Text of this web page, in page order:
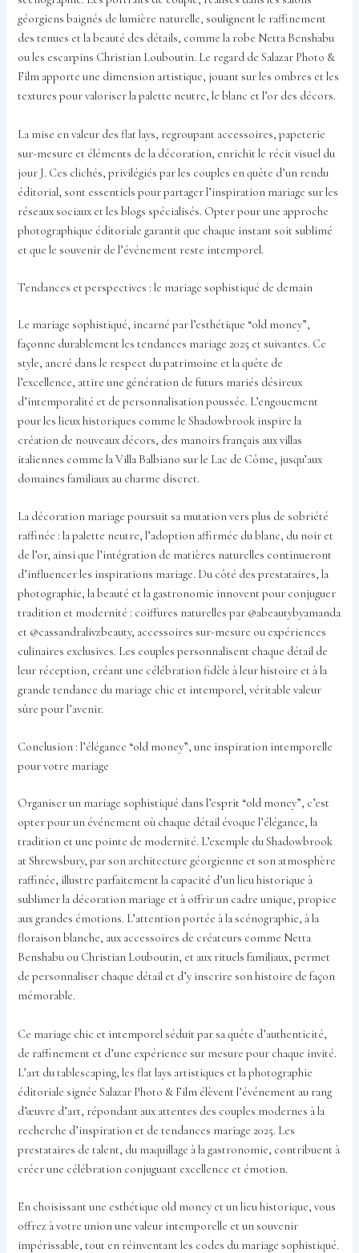
géorgiens baignés de lumière naturelle, soulignent le raffinement
des tenues et la beauté des détails, comme la robe Netta Benshabu
ou les escarpins Christian Louboutin. Le regard de Salazar Photo &
Film apporte une dimension artistique, jouant sur les ombres et les
textures pour valoriser la palette neutre, le blanc et l’or des décors.
La mise en valeur des flat lays, regroupant accessoires, papeterie
sur-mesure et éléments de la décoration, enrichit le récit visuel du
jour J. Ces clichés, privilégiés par les couples en quête d’un rendu
éditorial, sont essentiels pour partager l’inspiration mariage sur les
réseaux sociaux et les blogs spécialisés. Opter pour une approche
photographique éditoriale garantit que chaque instant soit sublimé
et que le souvenir de l’événement reste intemporel.
Tendances et perspectives : le mariage sophistiqué de demain
Le mariage sophistiqué, incarné par l’esthétique “old money”,
façonne durablement les tendances mariage 2025 et suivantes. Ce
style, ancré dans le respect du patrimoine et la quête de
l’excellence, attire une génération de futurs mariés désireux
d’intemporalité et de personnalisation poussée. L’engouement
pour les lieux historiques comme le Shadowbrook inspire la
création de nouveaux décors, des manoirs français aux villas
italiennes comme la Villa Balbiano sur le Lac de Côme, jusqu’aux
domaines familiaux au charme discret.
La décoration mariage poursuit sa mutation vers plus de sobriété
raffinée : la palette neutre, l’adoption affirmée du blanc, du noir et
de l’or, ainsi que l’intégration de matières naturelles continueront
d’influencer les inspirations mariage. Du côté des prestataires, la
photographie, la beauté et la gastronomie innovent pour conjuguer
tradition et modernité : coiffures naturelles par @abeautybyamanda
et @cassandralivzbeauty, accessoires sur-mesure ou expériences
culinaires exclusives. Les couples personnalisent chaque détail de
leur réception, créant une célébration fidèle à leur histoire et à la
grande tendance du mariage chic et intemporel, véritable valeur
sûre pour l’avenir.
Conclusion : l’élégance “old money”, une inspiration intemporelle
pour votre mariage
Organiser un mariage sophistiqué dans l’esprit “old money”, c’est
opter pour un événement où chaque détail évoque l’élégance, la
tradition et une pointe de modernité. L’exemple du Shadowbrook
at Shrewsbury, par son architecture géorgienne et son atmosphère
raffinée, illustre parfaitement la capacité d’un lieu historique à
sublimer la décoration mariage et à offrir un cadre unique, propice
aux grandes émotions. L’attention portée à la scénographie, à la
floraison blanche, aux accessoires de créateurs comme Netta
Benshabu ou Christian Louboutin, et aux rituels familiaux, permet
de personnaliser chaque détail et d’y inscrire son histoire de façon
mémorable.
Ce mariage chic et intemporel séduit par sa quête d’authenticité,
de raffinement et d’une expérience sur mesure pour chaque invité.
L’art du tablescaping, les flat lays artistiques et la photographie
éditoriale signée Salazar Photo & Film élèvent l’événement au rang
d’œuvre d’art, répondant aux attentes des couples modernes à la
recherche d’inspiration et de tendances mariage 2025. Les
prestataires de talent, du maquillage à la gastronomie, contribuent à
créer une célébration conjuguant excellence et émotion.
En choisissant une esthétique old money et un lieu historique, vous
offrez à votre union une valeur intemporelle et un souvenir
impérissable, tout en réinventant les codes du mariage sophistiqué.